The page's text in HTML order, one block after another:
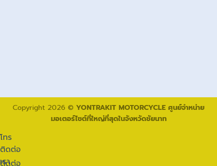
Copyright 2026 © YONTRAKIT MOTORCYCLE ศูนย์จำหน่าย
มอเตอร์ไซต์ที่ใหญ่ที่สุดในจังหวัดชัยนาท
โทร
ติดต่อ
เรา